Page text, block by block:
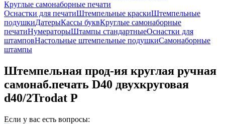
Круглые самонаборные печати
Оснастки для печатиШтемпельные краскиШтемпельные
подушкиДатерыКассы буквКруглые самонаборные
печатиНумераторыШтампы стандартныеОснастки для
штамповНастольные штемпельные подушкиСамонаборные
штампы
Штемпельная прод-ия круглая ручная
самонаб.печать D40 двухкруговая
d40/2Trodat Р
Если у вас есть вопросы: